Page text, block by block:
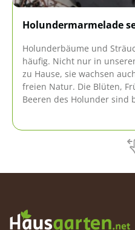
Holundermarmelade
Holunderbäume und
häufig. Nicht nur in
zu Hause, sie wachsen
freien Natur. Die Blüten,
Beeren des Holunder sind